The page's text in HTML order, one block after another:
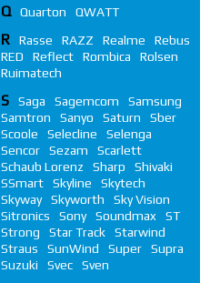
Q Quarton QWATT
R Rasse RAZZ Realme
Rebus
RED
Reflect Rombica
Rolsen
Ruimatech
S Saga Sagemcom
Samsung
Samtron
Sanyo Saturn
Sber
Scoole
Selecline
Selenga
Sencor
Sezam
Scarlett
Schaub Lorenz
Sharp
Shivaki
SSmart
Skyline
Skytech
Skyway
Skyworth
Sky Vision
Sitronics
Sony Soundmax
ST
Strong
Star Track
Starwind
Straus
SunWind Super
Supra
Suzuki
Svec Sven